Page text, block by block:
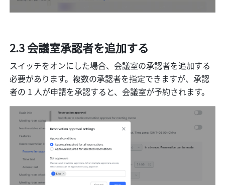
2.3 会議室承認者を追加する
スイッチをオンにした場合、会議室の承認者を追加する
必要があります。複数の承認者を指定できますが、承認
者の 1 人が申請を承認すると、会議室が予約されます。